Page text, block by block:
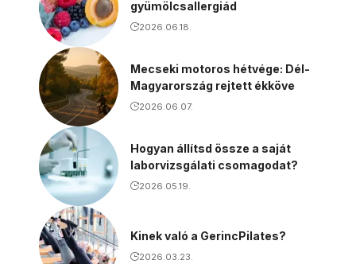
gyümölcsallergiád
2026.06.18.
Mecseki motoros hétvége: Dél-
Magyarország rejtett ékköve
2026.06.07.
Hogyan állítsd össze a saját
laborvizsgálati csomagodat?
2026.05.19.
Kinek való a GerincPilates?
2026.03.23.